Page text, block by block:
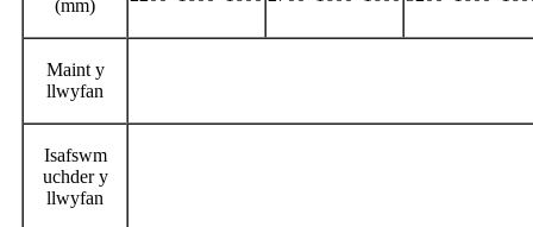
(mm)
Maint y
llwyfan
Isafswm
uchder y
llwyfan